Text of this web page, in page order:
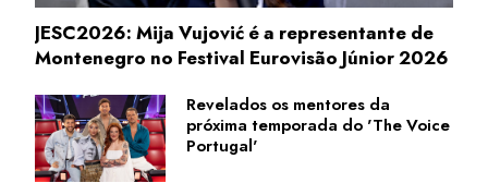
JESC2026: Mija Vujović é a representante de
Montenegro no Festival Eurovisão Júnior 2026
Revelados os mentores da
próxima temporada do 'The Voice
Portugal'